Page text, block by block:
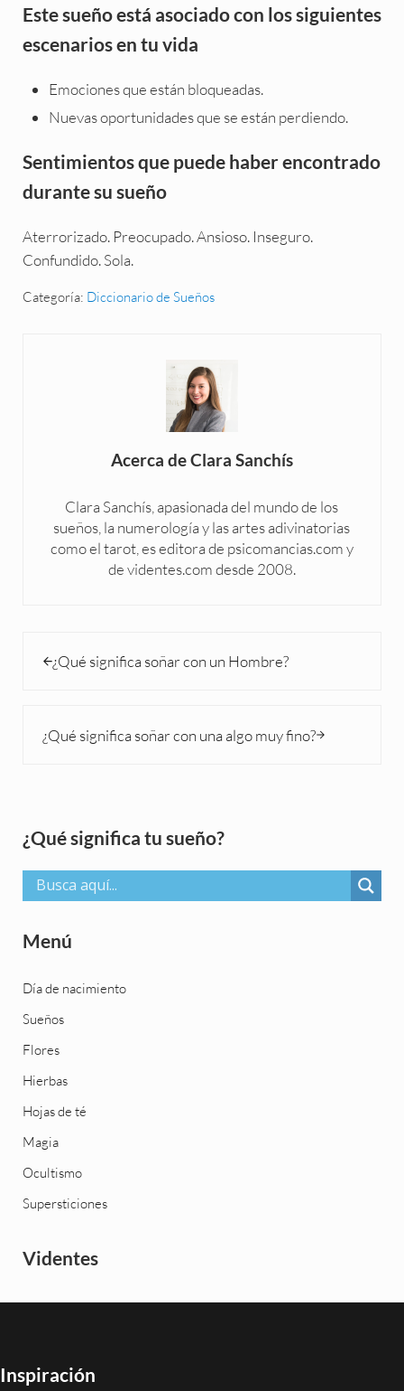
Este sueño está asociado con los siguientes
escenarios en tu vida
Emociones que están bloqueadas.
Nuevas oportunidades que se están perdiendo.
Sentimientos que puede haber encontrado
durante su sueño
Aterrorizado. Preocupado. Ansioso. Inseguro.
Confundido. Sola.
Categoría: Diccionario de Sueños
Acerca deClara Sanchís
Clara Sanchís, apasionada del mundo de los
sueños, la numerología y las artes adivinatorias
como el tarot, es editora de psicomancias.com y
de videntes.com desde 2008.
¿Qué significa soñar con un Hombre?
¿Qué significa soñar con una algo muy fino?
Sidebar
¿Qué significa tu sueño?
Menú
Día de nacimiento
Sueños
Flores
Hierbas
Hojas de té
Magia
Ocultismo
Supersticiones
Videntes
Inspiración